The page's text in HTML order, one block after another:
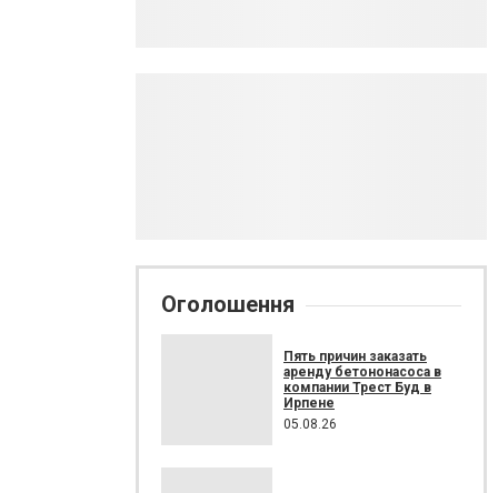
Оголошення
Пять причин заказать
аренду бетононасоса в
компании Трест Буд в
Ирпене
05.08.26